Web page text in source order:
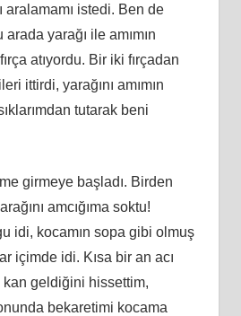
aralamamı istedi. Ben de
yarağı ile amımın
atıyordu. Bir iki fırçadan
ittirdi, yarağını amımın
tutarak beni
girmeye başladı. Birden
amcığıma soktu!
idi, kocamın sopa gibi olmuş
içimde idi. Kısa bir an acı
kan geldiğini hissettim,
bekaretimi kocama